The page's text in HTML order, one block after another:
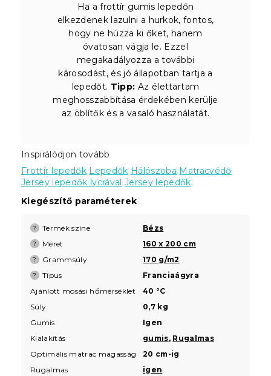
Ha a frottír gumis lepedőn
elkezdenek lazulni a hurkok, fontos,
hogy ne húzza ki őket, hanem
óvatosan vágja le. Ezzel
megakadályozza a további
károsodást, és jó állapotban tartja a
lepedőt. Tipp: Az élettartam
meghosszabbítása érdekében kerülje
az öblítők és a vasaló használatát.
Inspirálódjon tovább
Frottír lepedők Lepedők Hálószoba Matracvédő
Jersey lepedők lycrával Jersey lepedők
Kiegészítő paraméterek
? Termék színe Bézs
? Méret 160 x 200 cm
? Grammsúly 170 g/m2
? Típus
Franciaágyra
Ajánlott mosási hőmérséklet
40 °C
Súly
0,7 kg
Gumis
Igen
Kialakítás
gumis, Rugalmas
Optimális matrac magasság
20 cm-ig
Rugalmas
igen